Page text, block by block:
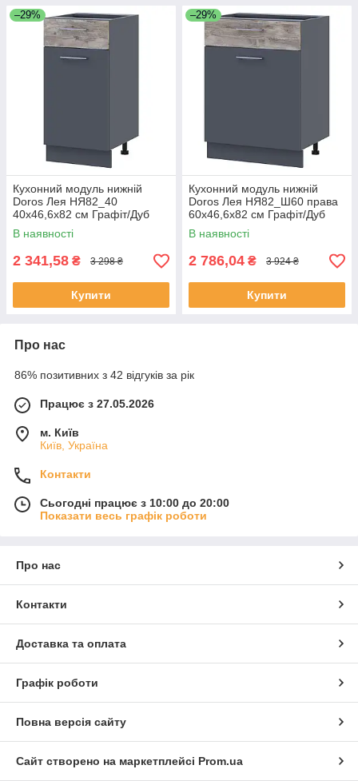
–29%
Кухонний модуль нижній
Doros Лея НЯ82_40
40х46,6х82 см Графіт/Дуб
клондайк (DRS-011373)
В наявності
2 341,58 ₴ 3 298 ₴
Купити
–29%
Кухонний модуль нижній
Doros Лея НЯ82_Ш60 права
60х46,6х82 см Графіт/Дуб
клондайк (DRS-011374)
В наявності
2 786,04 ₴ 3 924 ₴
Купити
Про нас
86% позитивних з 42 відгуків за рік
Працює з 27.05.2026
м. Київ
Київ, Україна
Контакти
Сьогодні працює з 10:00 до 20:00
Показати весь графік роботи
Про нас
Контакти
Доставка та оплата
Графік роботи
Повна версія сайту
Сайт створено на маркетплейсі Prom.ua